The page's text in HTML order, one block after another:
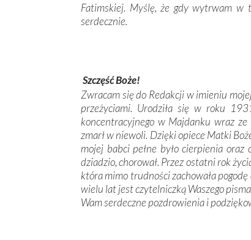
Fatimskiej. Myślę, że gdy wytrwam w
serdecznie.
Szczęść Boże!
Zwracam się do Redakcji w imieniu
przeżyciami. Urodziła się w roku
koncentracyjnego w Majdanku wraz
zmarł w niewoli. Dzięki opiece Matki
mojej babci pełne było cierpienia
dziadzio, chorował. Przez ostatni rok
która mimo trudności zachowała
wielu lat jest czytelniczką Waszego
Wam serdeczne pozdrowienia i